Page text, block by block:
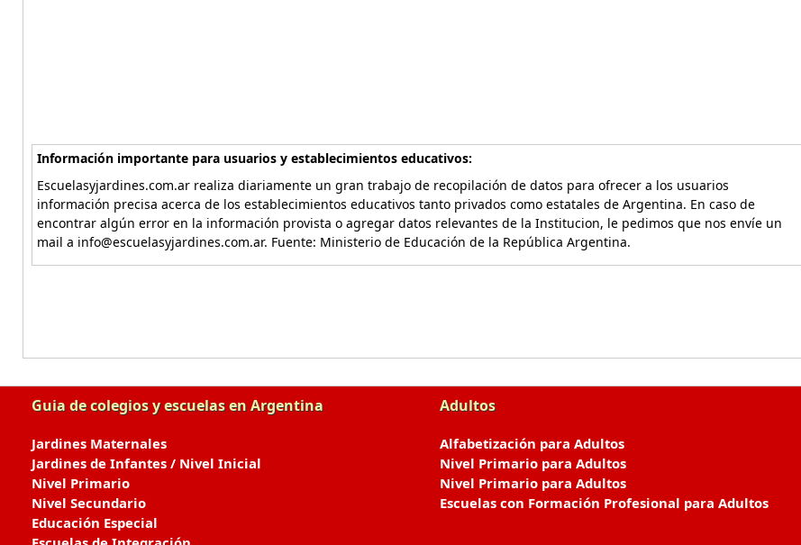
Información importante para usuarios y establecimientos educativos:
Escuelasyjardines.com.ar realiza diariamente un gran trabajo de recopilación de datos para ofrecer a los usuarios
información precisa acerca de los establecimientos educativos tanto privados como estatales de Argentina. En caso de
encontrar algún error en la información provista o agregar datos relevantes de la Institucion, le pedimos que nos envíe un
mail a info@escuelasyjardines.com.ar. Fuente: Ministerio de Educación de la República Argentina.
Guia de colegios y escuelas en Argentina
Jardines Maternales
Jardines de Infantes / Nivel Inicial
Nivel Primario
Nivel Secundario
Educación Especial
Adultos
Alfabetización para Adultos
Nivel Primario para Adultos
Nivel Primario para Adultos
Escuelas con Formación Profesional para Adultos